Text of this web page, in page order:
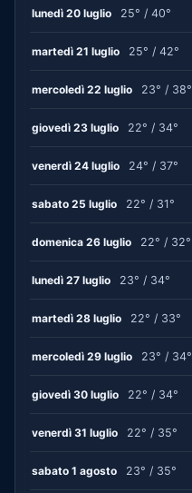
lunedì 20 luglio 25° / 40°
martedì 21 luglio 25° / 42°
mercoledì 22 luglio 23° / 38°
giovedì 23 luglio 22° / 34°
venerdì 24 luglio 24° / 37°
sabato 25 luglio 22° / 31°
domenica 26 luglio 22° / 32°
lunedì 27 luglio 23° / 34°
martedì 28 luglio 22° / 33°
mercoledì 29 luglio 23° / 34°
giovedì 30 luglio 22° / 34°
venerdì 31 luglio 22° / 35°
sabato 1 agosto 23° / 35°